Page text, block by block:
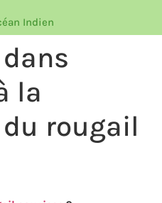
Indien
la
rougail